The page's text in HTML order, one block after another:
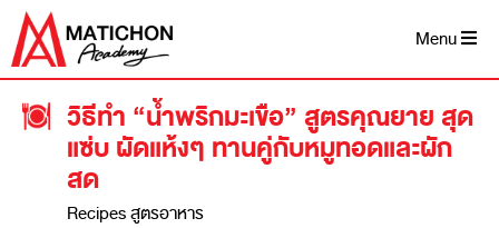
Menu
วิธีทำ “น้ำพริกมะเขือ” สูตรคุณยาย สุด
แซ่บ ผัดแห้งๆ ทานคู่กับหมูทอดและผัก
สด
Recipes สูตรอาหาร